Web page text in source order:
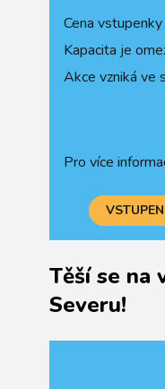
Cena
Kapacita je
Akce vzniká ve
Pro více
Těší se na
Severu!